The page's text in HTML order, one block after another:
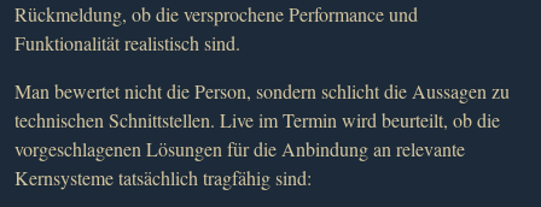
Rückmeldung, ob die versprochene Performance und
Funktionalität realistisch sind.
Man bewertet nicht die Person, sondern schlicht die Aussagen zu
technischen Schnittstellen. Live im Termin wird beurteilt, ob die
vorgeschlagenen Lösungen für die Anbindung an relevante
Kernsysteme tatsächlich tragfähig sind: